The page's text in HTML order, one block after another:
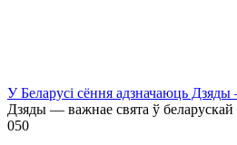
У Беларусі сёння адзначаюць
Дзяды — важнае свята ў беларускай
050